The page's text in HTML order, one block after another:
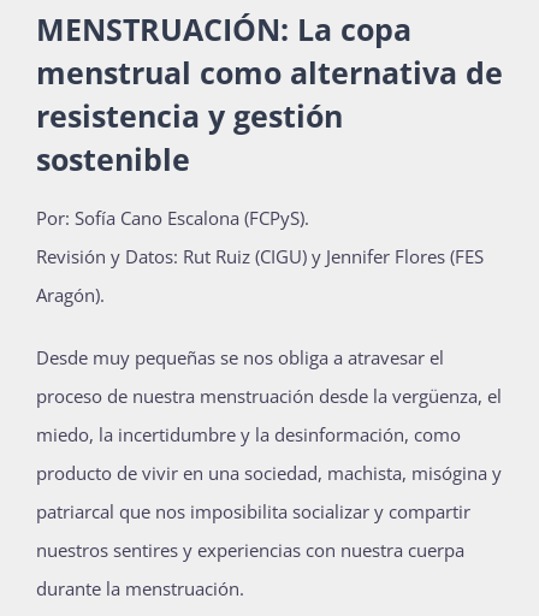
Blog
Recursos
Súmate
Bienvenida generación 2027-1
MENSTRUACIÓN: La copa
menstrual como alternativa de
resistencia y gestión
sostenible
Por: Sofía Cano Escalona (FCPyS).
Revisión y Datos: Rut Ruiz (CIGU) y Jennifer Flores (FES
Aragón).
Desde muy pequeñas se nos obliga a atravesar el
proceso de nuestra menstruación desde la vergüenza, el
miedo, la incertidumbre y la desinformación, como
producto de vivir en una sociedad, machista, misógina y
patriarcal que nos imposibilita socializar y compartir
nuestros sentires y experiencias con nuestra cuerpa
durante la menstruación.